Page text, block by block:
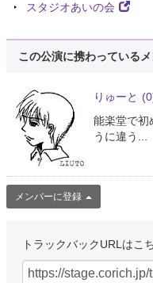
スタジオあいの会
この公演に携わっている
りゅーと
能楽堂で初
うに違う...
メンバーに登録
トラックバックURLはこ